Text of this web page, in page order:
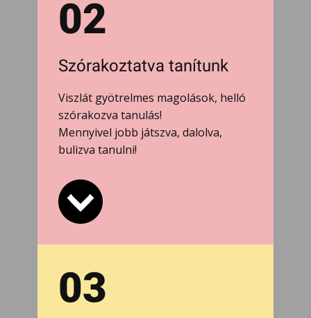
02
Szórakoztatva tanítunk
Viszlát gyötrelmes magolások, helló
szórakozva tanulás!
Mennyivel jobb játszva, dalolva,
bulizva tanulni!
03